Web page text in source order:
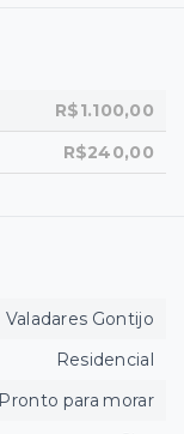
R$1.100,00
R$240,00
Valadares Gontijo
Residencial
Pronto para morar